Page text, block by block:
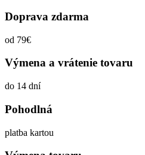
Doprava zdarma
od 79€
Výmena a vrátenie tovaru
do 14 dní
Pohodlná
platba kartou